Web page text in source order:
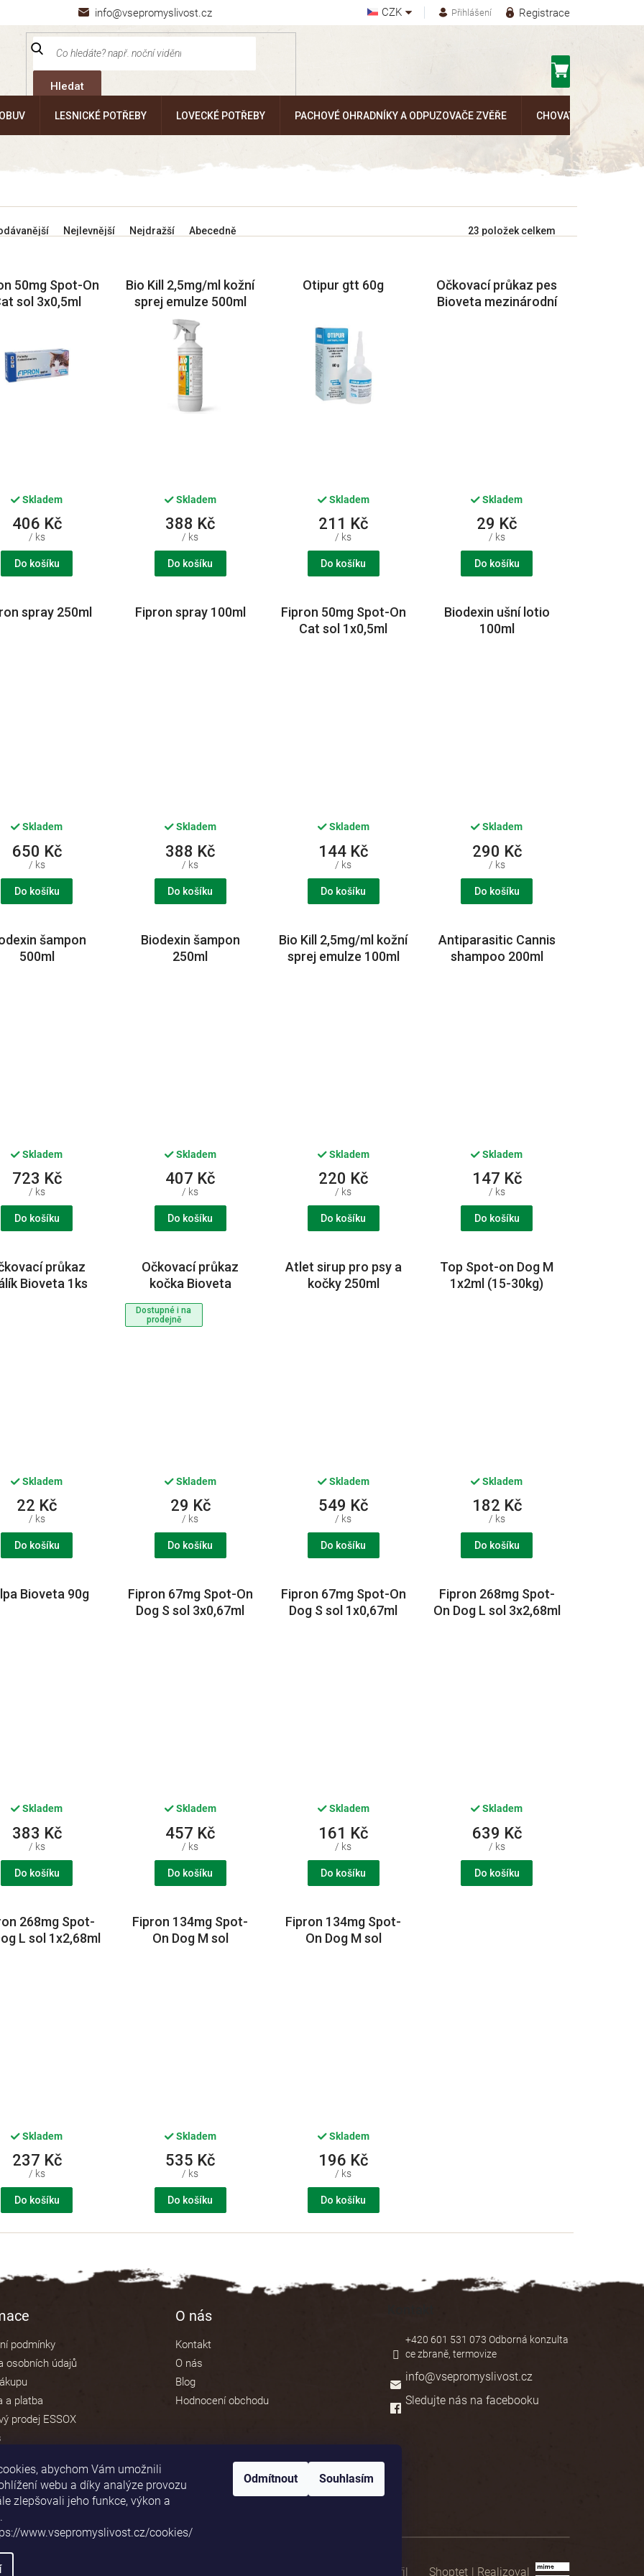
abychom Vám umožnili
webu a díky analýze provozu
zlepšovali jeho funkce, výkon a
www.vsepromyslivost.cz/cookies/
Odmítnout Souhlasím
info@vsepromyslivost.cz CZK Registrace
Přihlášení
Hledat
LESNICKÉ POTŘEBY LOVECKÉ POTŘEBY PACHOVÉ OHRADNÍKY A ODPUZOVAČE ZVĚŘE CHOVATELSKÉ
Nejlevnější Nejdražší Abecedně 23 položek celkem
50mg Spot-On
sol 3x0,5ml
Skladem
406 Kč
/ ks
Do košíku
Bio Kill 2,5mg/ml kožní
sprej emulze 500ml
Skladem
388 Kč
/ ks
Do košíku
Otipur gtt 60g
Skladem
211 Kč
/ ks
Do košíku
Očkovací průkaz pes
Bioveta mezinárodní
Skladem
29 Kč
/ ks
Do košíku
spray 250ml
Skladem
650 Kč
/ ks
Do košíku
Fipron spray 100ml
Skladem
388 Kč
/ ks
Do košíku
Fipron 50mg Spot-On
Cat sol 1x0,5ml
Skladem
144 Kč
/ ks
Do košíku
Biodexin ušní lotio
100ml
Skladem
290 Kč
/ ks
Do košíku
šampon
500ml
Skladem
723 Kč
/ ks
Do košíku
Biodexin šampon
250ml
Skladem
407 Kč
/ ks
Do košíku
Bio Kill 2,5mg/ml kožní
sprej emulze 100ml
Skladem
220 Kč
/ ks
Do košíku
Antiparasitic Cannis
shampoo 200ml
Skladem
147 Kč
/ ks
Do košíku
průkaz
Bioveta 1ks
Skladem
22 Kč
/ ks
Do košíku
Dostupné i na
prodejně
Očkovací průkaz
kočka Bioveta
mezinárodní 1ks
Skladem
29 Kč
/ ks
Do košíku
Atlet sirup pro psy a
kočky 250ml
Skladem
549 Kč
/ ks
Do košíku
Top Spot-on Dog M
1x2ml (15-30kg)
Skladem
182 Kč
/ ks
Do košíku
Bioveta 90g
Skladem
383 Kč
/ ks
Do košíku
Fipron 67mg Spot-On
Dog S sol 3x0,67ml
Skladem
457 Kč
/ ks
Do košíku
Fipron 67mg Spot-On
Dog S sol 1x0,67ml
Skladem
161 Kč
/ ks
Do košíku
Fipron 268mg Spot-
On Dog L sol 3x2,68ml
Skladem
639 Kč
/ ks
Do košíku
268mg Spot-
L sol 1x2,68ml
Skladem
237 Kč
/ ks
Do košíku
Fipron 134mg Spot-
On Dog M sol
Skladem
535 Kč
/ ks
Do košíku
Fipron 134mg Spot-
On Dog M sol
Skladem
196 Kč
/ ks
Do košíku
á
k
p
s
u
podmínky
osobních údajů
a platba
prodej ESSOX
O nás
Kontakt
O nás
Blog
Hodnocení obchodu
info@vsepromyslivost.cz
+420 601 531 073 Odborná konzulta
ce zbraně, termovize
Sledujte nás na facebooku
Shoptet | Realizoval
vyhrazena.